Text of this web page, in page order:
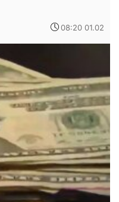
08:20 01.02